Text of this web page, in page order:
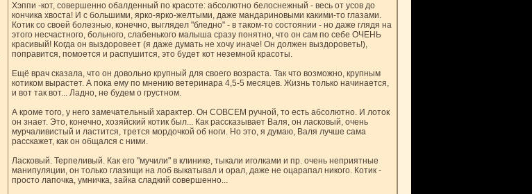
Хэппи -кот, совершенно обалденный по красоте: абсолютно белоснежный - весь от усов до
кончика хвоста! И с большими, ярко-ярко-желтыми, даже мандариновыми какими-то глазами.
Котик со своей болезнью, конечно, выглядел "бледно" - в таком-то состоянии - но даже глядя на
этого несчастного, больного, слабенького малыша сразу понятно, что он сам по себе ОЧЕНЬ
красивый! Когда он выздоровеет (я даже думать не хочу иначе! Он должен выздороветь!),
поправится, помоется и распушится, это будет кот неземной красоты.
Ещё врач сказала, что он довольно крупный для своего возраста. Так что возможно, крупным
котиком вырастет. А пока ему по мнению ветеринара 4,5-5 месяцев. Жизнь только начинается,
и вот так вот... Ладно, не будем о грустном.
А кроме того, у него замечательный характер. Он СОВСЕМ ручной, то есть абсолютно. И лоток
он знает. Это, конечно, хозяйский котик был... Как рассказывает Валя, он ласковый, очень
мурчаливистый и ластится, трется мордочкой об ноги. Но это, я думаю, Валя лучше сама
расскажет, как он общался с ними.
Ласковый. Терпеливый. Как его "мучили" в клинике, тыкали иголками и пр. очень неприятные
манипуляции, он только глазищи на лоб выкатывал и орал, даже не оцарапал никого. Котик -
просто лапочка, умничка, зайка сладкий совершенно...